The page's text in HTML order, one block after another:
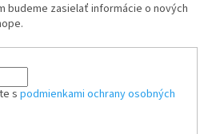
budeme zasielať informácie o nových
s podmienkami ochrany osobných